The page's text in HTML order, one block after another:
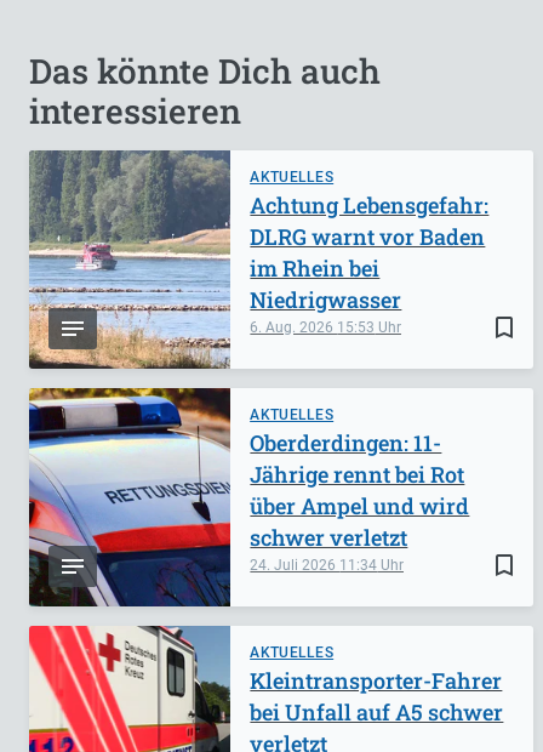
Das könnte Dich auch
interessieren
AKTUELLES
bookmark_border
6. Aug. 2026 15:53
Achtung Lebensgefahr:
DLRG warnt vor Baden
im Rhein bei
Niedrigwasser
AKTUELLES
bookmark_border
24. Juli 2026 11:34
Oberderdingen: 11-
Jährige rennt bei Rot
über Ampel und wird
schwer verletzt
AKTUELLES
Kleintransporter-Fahrer
bei Unfall auf A5 schwer
verletzt